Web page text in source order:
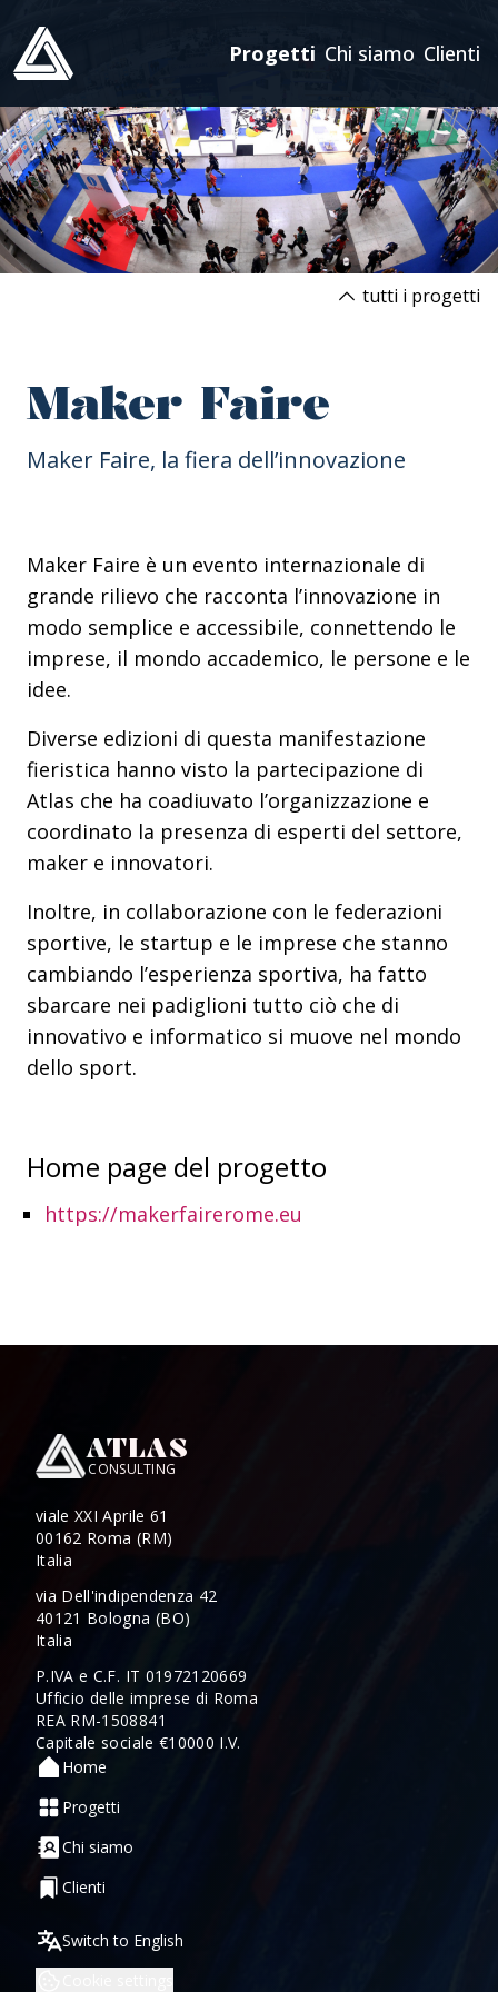
ATLAS
Progetti Chi siamo Clienti
tutti i progetti
Maker Faire
Maker Faire, la fiera dell’innovazione
Maker Faire è un evento internazionale di
grande rilievo che racconta l’innovazione in
modo semplice e accessibile, connettendo le
imprese, il mondo accademico, le persone e le
idee.
Diverse edizioni di questa manifestazione
fieristica hanno visto la partecipazione di
Atlas che ha coadiuvato l’organizzazione e
coordinato la presenza di esperti del settore,
maker e innovatori.
Inoltre, in collaborazione con le federazioni
sportive, le startup e le imprese che stanno
cambiando l’esperienza sportiva, ha fatto
sbarcare nei padiglioni tutto ciò che di
innovativo e informatico si muove nel mondo
dello sport.
home page del progetto
https://makerfairerome.eu
ATLAS
CONSULTING
viale XXI Aprile 61
00162 Roma (RM)
Italia
via Dell'indipendenza 42
40121 Bologna (BO)
Italia
P.IVA e C.F. IT 01972120669
Ufficio delle imprese di Roma
REA RM-1508841
Capitale sociale €10000 I.V.
Home
Progetti
Chi siamo
Clienti
Switch to English